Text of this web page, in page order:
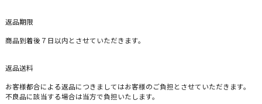
返品期限
商品到着後７日以内とさせていただきます。
返品送料
お客様都合による返品につきましてはお客様のご負担とさせていただきます。
不良品に該当する場合は当方で負担いたします。